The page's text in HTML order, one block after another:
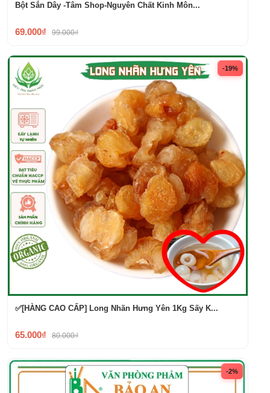
Bột Sắn Dây -Tâm Shop-Nguyên Chất Kinh Môn...
69.000₫ 99.000₫
-19%
✅[HÀNG CAO CẤP] Long Nhãn Hưng Yên 1Kg Sấy K...
65.000₫ 80.000₫
-2%